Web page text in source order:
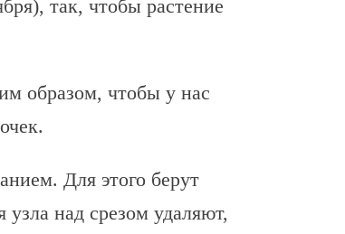
так, чтобы растение
образом, чтобы у нас
Для этого берут
над срезом удаляют,